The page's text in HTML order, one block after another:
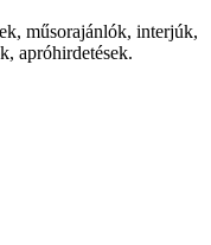
műsorajánlók, interjúk,
apróhirdetések.